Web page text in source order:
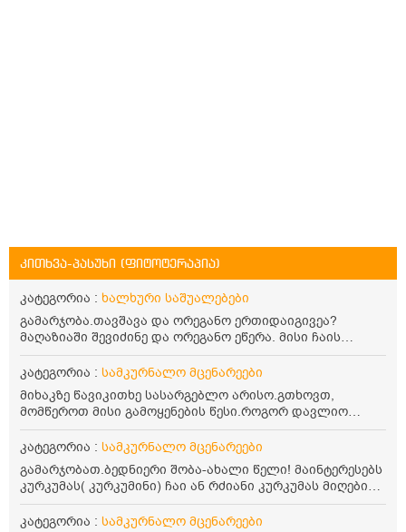
კითხვა-პასუხი (ფიტოტერაპია)
კატეგორია : ხალხური საშუალებები
გამარჯობა.თავშავა და ორეგანო ერთიდაიგივეა?
მაღაზიაში შევიძინე და ორეგანო ეწერა. მისი ჩაის
დალევის წესი მაინტერესებს.რისთვის არის კარგი?
წავიკითხე რომ: 1 ჭიქა თბილ წყალში ჩავყაროთ 1 ჩაის
კოვზი დაქუცმაცებული და გამხმარი ორეგანო და
გავაჩეროთ 10-15 წუთი, მივიღოთო ჭამიდან 1-2 საათში.
მიზანი: ანტიოქსიდანტური და ანთების საწინააღმდეგო
თვისება. სწორია ეს ინფორმაცია? უკუჩვენება რა აქვს
და ბრონქულ ასთმას თუ შველის ორეგანოს ჩაი?
კატეგორია : სამკურნალო მცენარეები
მიხაკზე წავიკითხე სასარგებლო არისო.გთხოვთ,
მომწეროთ მისი გამოყენების წესი.როგორ დავლიო
მიხაკის ჩაი. ასევე მაინტერესებს ლეიკოციტები მაქვს
ოდნავ დაბალი და წავიკითხე ლეიკოციტების დონეს
კატეგორია : სამკურნალო მცენარეები
გამარჯობათ.ბედნიერი შობა-ახალი წელი! მაინტერესებს
კურკუმას( კურკუმინი) ჩაი ან რძიანი კურკუმას მიღების
წესი. მაინტერესებდა და წავიკითხე ასეთი ინფორმაცია:
კურკუმას გააჩნია ანთების საწინააღმდეგო,
კატეგორია : სამკურნალო მცენარეები